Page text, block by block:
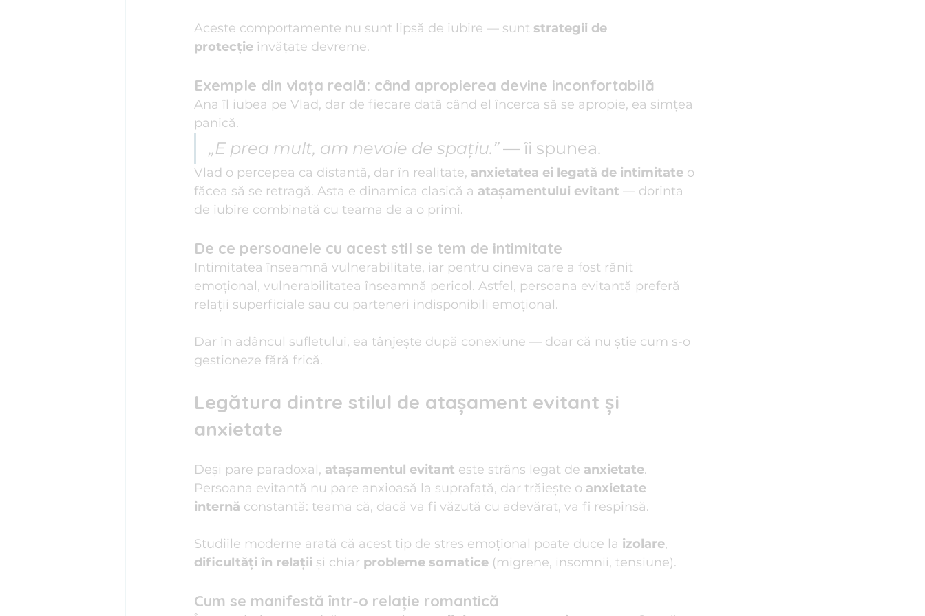
Aceste comportamente nu sunt lipsă de iubire — sunt strategii de
protecție învățate devreme.
Exemple din viața reală: când apropierea devine inconfortabilă
Ana îl iubea pe Vlad, dar de fiecare dată când el încerca să se apropie, ea simțea
panică.
„E prea mult, am nevoie de spațiu.” — îi spunea.
Vlad o percepea ca distantă, dar în realitate, anxietatea ei legată de intimitate o
făcea să se retragă. Asta e dinamica clasică a atașamentului evitant — dorința
de iubire combinată cu teama de a o primi.
De ce persoanele cu acest stil se tem de intimitate
Intimitatea înseamnă vulnerabilitate, iar pentru cineva care a fost rănit
emoțional, vulnerabilitatea înseamnă pericol. Astfel, persoana evitantă preferă
relații superficiale sau cu parteneri indisponibili emoțional.
Dar în adâncul sufletului, ea tânjește după conexiune — doar că nu știe cum s-o
gestioneze fără frică.
Legătura dintre stilul de atașament evitant și
anxietate
Deși pare paradoxal, atașamentul evitant este strâns legat de anxietate.
Persoana evitantă nu pare anxioasă la suprafață, dar trăiește o anxietate
internă constantă: teama că, dacă va fi văzută cu adevărat, va fi respinsă.
Studiile moderne arată că acest tip de stres emoțional poate duce la izolare,
dificultăți în relații și chiar probleme somatice (migrene, insomnii, tensiune).
Cum se manifestă într-o relație romantică